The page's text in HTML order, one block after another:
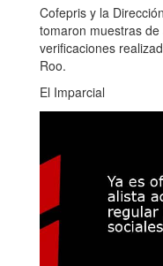
Cofepris y la
tomaron muestras
verificaciones
Roo.
El Imparcial